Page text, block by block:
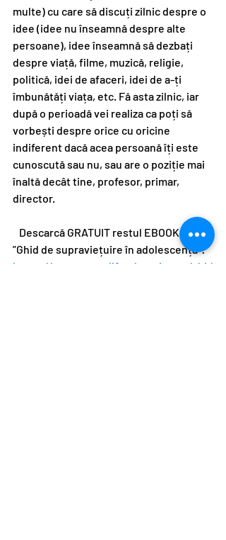
multe) cu care să discuți zilnic despre o
idee (idee nu înseamnă despre alte
persoane), idee înseamnă să dezbați
despre viață, filme, muzică, religie,
politică, idei de afaceri, idei de a-ți
îmbunătăți viața, etc. Fă asta zilnic, iar
după o perioadă vei realiza ca poți să
vorbești despre orice cu oricine
indiferent dacă acea persoană îți este
cunoscută sau nu, sau are o poziție mai
înaltă decât tine, profesor, primar,
director.
”Ghid de supraviețuire în adolescență”:
https://www.smartlifeeducation.ro/ghid